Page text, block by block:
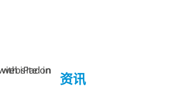
资讯